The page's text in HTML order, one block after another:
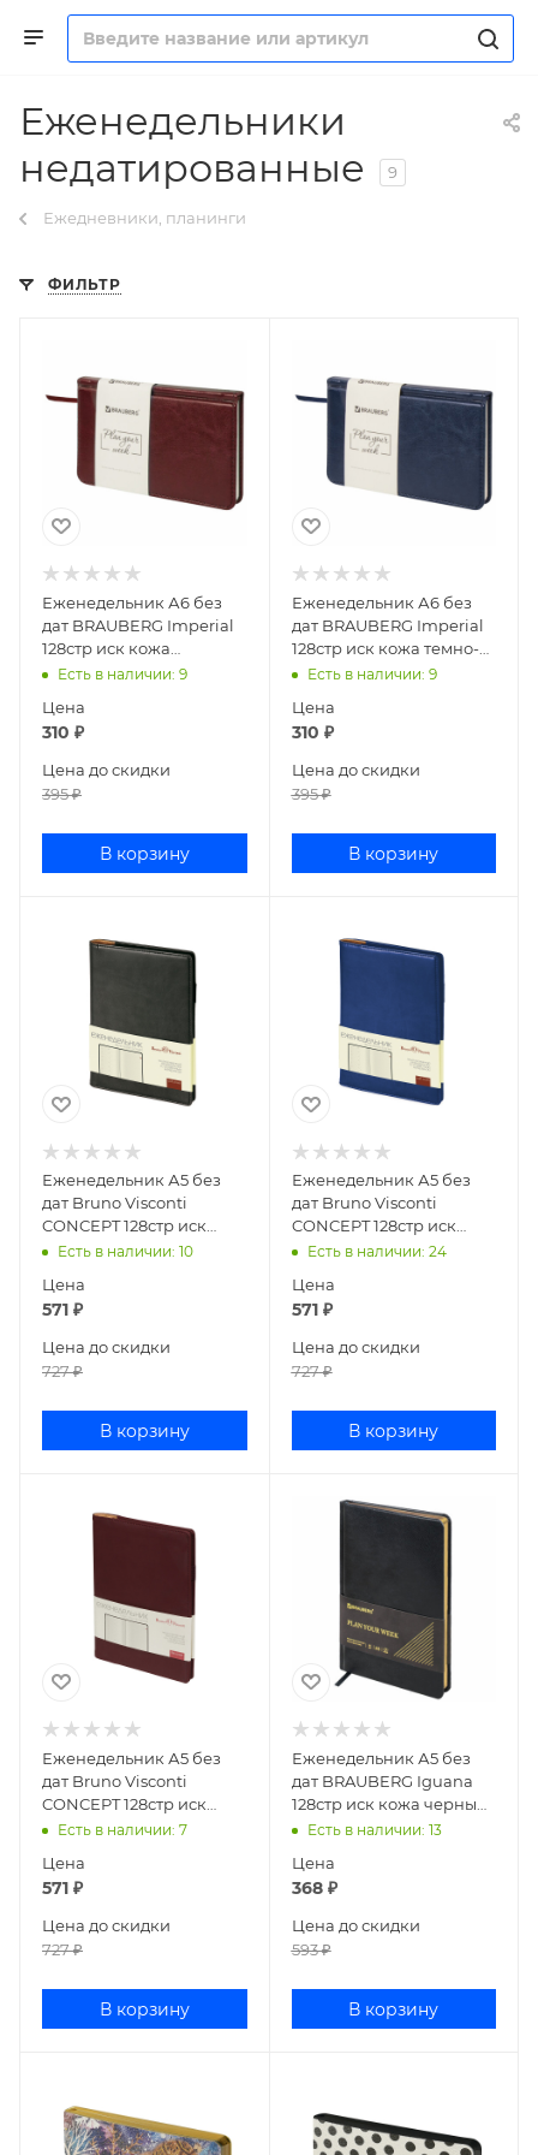
Еженедельники
недатированные
9
Ежедневники, планинги
ФИЛЬТР
Еженедельник А6 без
дат BRAUBERG Imperial
128стр иск кожа
коричневый 126185
Есть в наличии: 9
Цена
310 ₽
Цена до скидки
395₽
В корзину
Еженедельник А6 без
дат BRAUBERG Imperial
128стр иск кожа темно-
синий 126186
Есть в наличии: 9
Цена
310 ₽
Цена до скидки
395₽
В корзину
Еженедельник А5 без
дат Bruno Visconti
CONCEPT 128стр иск
кожа черный 3-322/04
Есть в наличии: 10
Цена
571 ₽
Цена до скидки
727₽
В корзину
Еженедельник А5 без
дат Bruno Visconti
CONCEPT 128стр иск
кожа темно-синий 3-
Есть в наличии: 24
Цена
571₽
Цена до скидки
727₽
В корзину
Еженедельник А5 без
дат Bruno Visconti
CONCEPT 128стр иск
кожа бордовый 3-322/02
Есть в наличии: 7
Цена
571 ₽
Цена до скидки
727₽
В корзину
Еженедельник А5 без
дат BRAUBERG Iguana
128стр иск кожа черный
114478
Есть в наличии: 13
Цена
368₽
Цена до скидки
593₽
В корзину